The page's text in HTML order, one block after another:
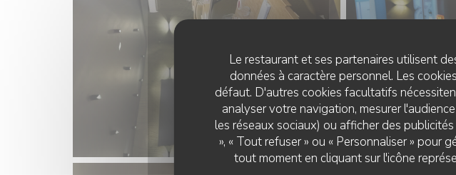
Le restaurant et ses partenaires utilisent
données à caractère personnel. Les
défaut. D'autres cookies facultatifs
analyser votre navigation, mesurer
les réseaux sociaux) ou afficher des
», « Tout refuser » ou « Personnaliser » pour
tout moment en cliquant sur l'icône